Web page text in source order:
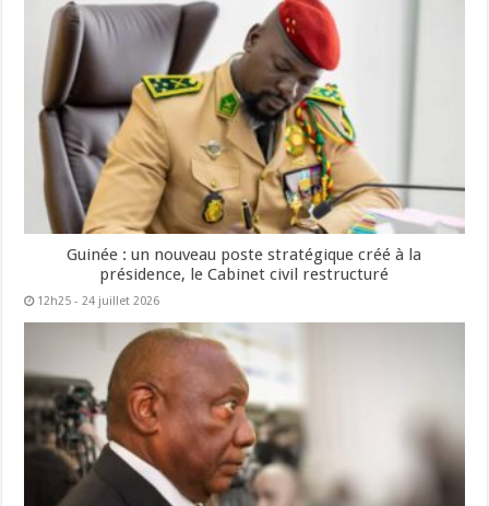
Guinée : un nouveau poste stratégique créé à la
présidence, le Cabinet civil restructuré
12h25 - 24 juillet 2026